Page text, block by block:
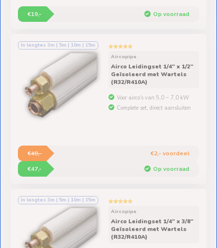
€19,- Op voorraad
In lengtes 3m | 5m | 10m | 15m
Aircopipe
Airco Leidingset 1/4" x 1/2"
Geïsoleerd met Wartels
(R32/R410A)
Voor airco's van 5,0 ~ 7,0 kW
Complete set, direct aansluiten
€49,-
€2,- voordeel
€47,-
Op voorraad
In lengtes 3m | 5m | 10m | 15m
Aircopipe
Airco Leidingset 1/4" x 3/8"
Geïsoleerd met Wartels
(R32/R410A)